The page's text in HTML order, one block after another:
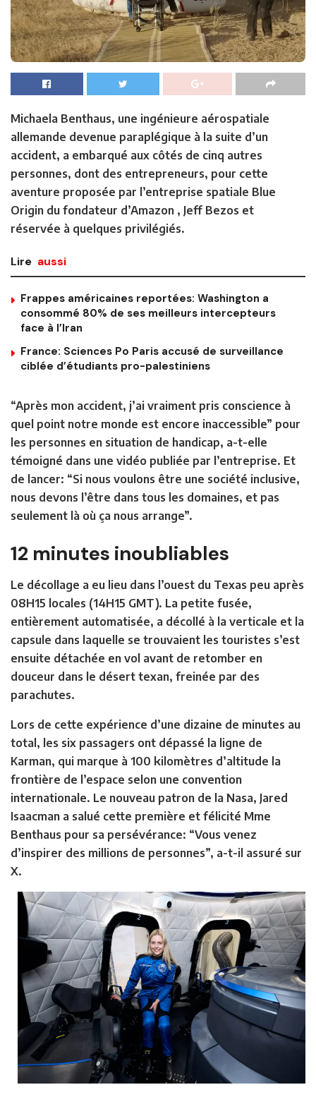
Michaela Benthaus, une ingénieure aérospatiale
allemande devenue paraplégique à la suite d’un
accident, a embarqué aux côtés de cinq autres
personnes, dont des entrepreneurs, pour cette
aventure proposée par l’entreprise spatiale Blue
Origin du fondateur d’Amazon , Jeff Bezos et
réservée à quelques privilégiés.
Lire aussi
Frappes américaines reportées: Washington a
consommé 80% de ses meilleurs intercepteurs
face à l’Iran
France: Sciences Po Paris accusé de surveillance
ciblée d’étudiants pro-palestiniens
“Après mon accident, j’ai vraiment pris conscience à
quel point notre monde est encore inaccessible” pour
les personnes en situation de handicap, a-t-elle
témoigné dans une vidéo publiée par l’entreprise. Et
de lancer: “Si nous voulons être une société inclusive,
nous devons l’être dans tous les domaines, et pas
seulement là où ça nous arrange”.
12 minutes inoubliables
Le décollage a eu lieu dans l’ouest du Texas peu après
08H15 locales (14H15 GMT). La petite fusée,
entièrement automatisée, a décollé à la verticale et la
capsule dans laquelle se trouvaient les touristes s’est
ensuite détachée en vol avant de retomber en
douceur dans le désert texan, freinée par des
parachutes.
Lors de cette expérience d’une dizaine de minutes au
total, les six passagers ont dépassé la ligne de
Karman, qui marque à 100 kilomètres d’altitude la
frontière de l’espace selon une convention
internationale. Le nouveau patron de la Nasa, Jared
Isaacman a salué cette première et félicité Mme
Benthaus pour sa persévérance: “Vous venez
d’inspirer des millions de personnes”, a-t-il assuré sur
X.